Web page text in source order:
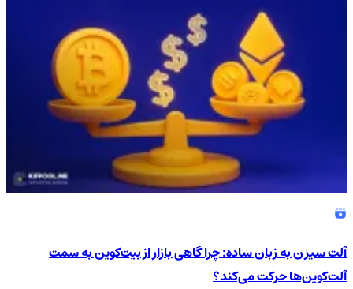
آلت سیزن به زبان ساده: چرا گاهی بازار از بیت‌کوین به سمت
آلت‌کوین‌ها حرکت می‌کند؟